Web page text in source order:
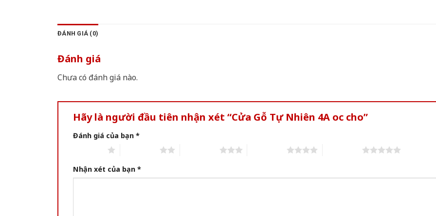
ĐÁNH GIÁ (0)
Đánh giá
Chưa có đánh giá nào.
Hãy là người đầu tiên nhận xét “Cửa Gỗ Tự Nhiên 4A oc cho”
Đánh giá của bạn *
Nhận xét của bạn *